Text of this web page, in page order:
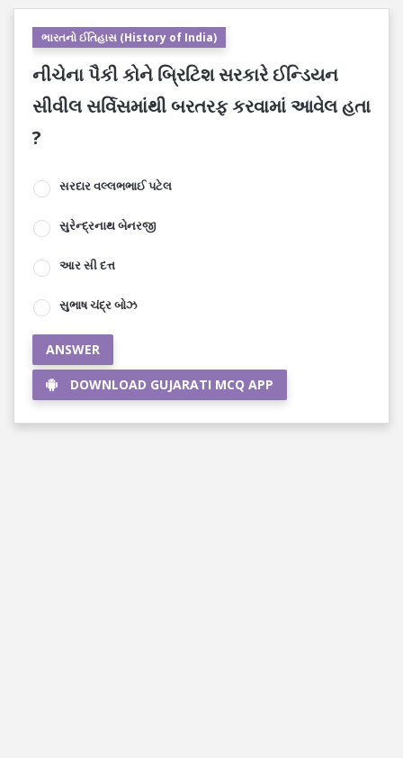
ભારતનો ઈતિહાસ (History of India)
નીચેના પૈકી કોને બ્રિટિશ સરકારે ઈન્ડિયન
સીવીલ સર્વિસમાંથી બરતરફ કરવામાં આવેલ હતા
?
સરદાર વલ્લભભાઈ પટેલ
સુરેન્દ્રનાથ બેનરજી
આર સી દત્ત
સુભાષ ચંદ્ર બોઝ
ANSWER
DOWNLOAD GUJARATI MCQ APP